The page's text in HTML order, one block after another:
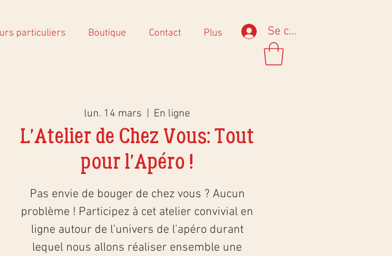
particuliers Boutique Contact Plus Se connecter
lun. 14 mars
  |
En ligne
L'Atelier de Chez Vous: Tout
pour l'Apéro !
Pas envie de bouger de chez vous ? Aucun
problème ! Participez à cet atelier convivial en
ligne autour de l’univers de l'apéro durant
lequel nous allons réaliser ensemble une